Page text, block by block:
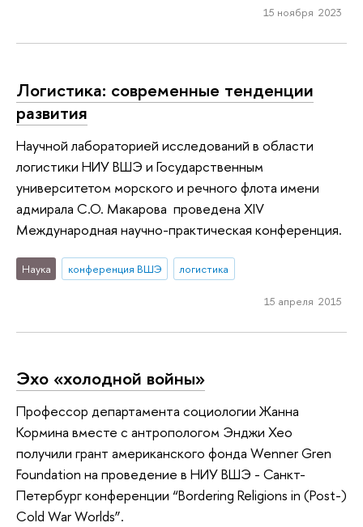
15 ноября 2023
Логистика: современные тенденции
развития
Научной лабораторией исследований в области
логистики НИУ ВШЭ и Государственным
университетом морского и речного флота имени
адмирала С.О. Макарова проведена XIV
Международная научно-практическая конференция.
Наука конференция ВШЭ логистика
15 апреля 2015
Эхо «холодной войны»
Профессор департамента социологии Жанна
Кормина вместе с антропологом Энджи Хео
получили грант американского фонда Wenner Gren
Foundation на проведение в НИУ ВШЭ - Санкт-
Петербург конференции “Bordering Religions in (Post-)
Cold War Worlds”.